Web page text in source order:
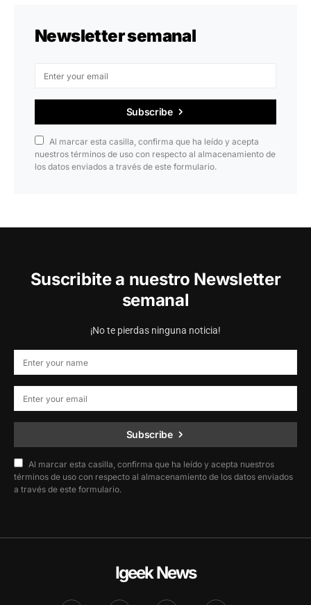
Newsletter semanal
Subscribe
Al marcar esta casilla, confirma que ha leído y acepta
nuestros términos de uso con respecto al almacenamiento de
los datos enviados a través de este formulario.
Suscribite a nuestro Newsletter
semanal
¡No te pierdas ninguna noticia!
Subscribe
Al marcar esta casilla, confirma que ha leído y acepta nuestros
términos de uso con respecto al almacenamiento de los datos enviados
a través de este formulario.
Igeek News